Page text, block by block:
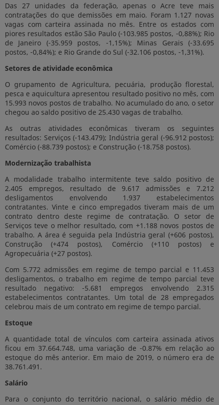
Das 27 unidades da federação, apenas o Acre teve mais
contratações do que demissões em maio. Foram 1.127 novas
vagas com carteira assinada no mês. Entre os estados com
piores resultados estão São Paulo (-103.985 postos, -0,88%); Rio
de Janeiro (-35.959 postos, -1,15%); Minas Gerais (-33.695
postos, -0,84%); e Rio Grande do Sul (-32.106 postos, -1,31%).
Setores de atividade econômica
O grupamento de Agricultura, pecuária, produção florestal,
pesca e aquicultura apresentou resultado positivo no mês, com
15.993 novos postos de trabalho. No acumulado do ano, o setor
chegou ao saldo positivo de 25.430 vagas de trabalho.
As outras atividades econômicas tiveram os seguintes
resultados: Serviços (-143.479); Indústria geral (-96.912 postos);
Comércio (-88.739 postos); e Construção (-18.758 postos).
Modernização trabalhista
A modalidade trabalho intermitente teve saldo positivo de
2.405 empregos, resultado de 9.617 admissões e 7.212
desligamentos envolvendo 1.937 estabelecimentos
contratantes. Vinte e cinco empregados tiveram mais de um
contrato dentro deste regime de contratação. O setor de
Serviços teve o melhor resultado, com +1.188 novos postos de
trabalho. A área é seguida pela Indústria geral (+606 postos),
Construção (+474 postos), Comércio (+110 postos) e
Agropecuária (+27 postos).
Com 5.772 admissões em regime de tempo parcial e 11.453
desligamentos, o trabalho em regime de tempo parcial teve
resultado negativo: -5.681 empregos envolvendo 2.315
estabelecimentos contratantes. Um total de 28 empregados
celebrou mais de um contrato em regime de tempo parcial.
Estoque
A quantidade total de vínculos com carteira assinada ativos
ficou em 37.664.748, uma variação de -0.87% em relação ao
estoque do mês anterior. Em maio de 2019, o número era de
38.761.491.
Salário
Para o conjunto do território nacional, o salário médio de